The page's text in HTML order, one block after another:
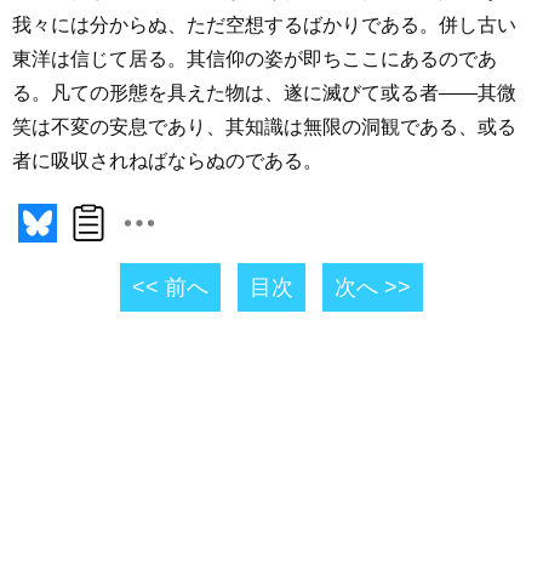
我々には分からぬ、ただ空想するばかりである。併し古い
東洋は信じて居る。其信仰の姿が即ちここにあるのであ
る。凡ての形態を具えた物は、遂に滅びて或る者――其微
笑は不変の安息であり、其知識は無限の洞観である、或る
者に吸収されねばならぬのである。
<< 前へ 目次 次へ >>